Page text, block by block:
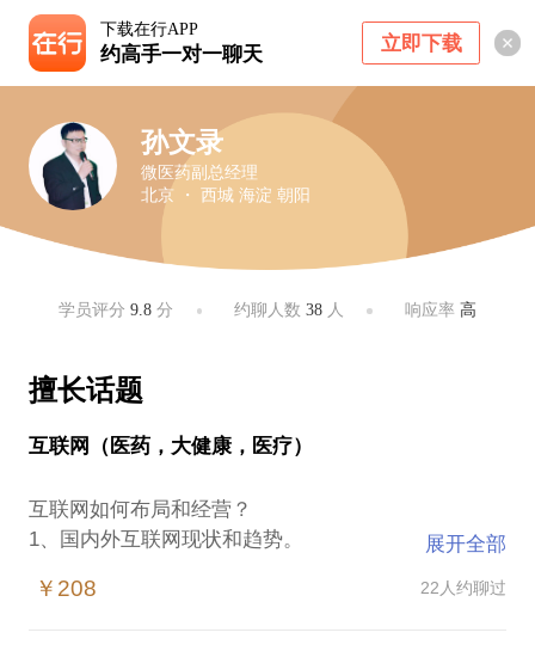
下载在行APP
约高手一对一聊天 立即下载
孙文录
微医药副总经理
北京 ・ 西城 海淀 朝阳
学员评分9.8 分 约聊人数 38人 响应率 高
擅长话题
互联网（医药，大健康，医疗）
互联网如何布局和经营？
1、国内外互联网现状和趋势。
3、怎样使线上线下的有机结合？
展开全部
￥208 22人约聊过